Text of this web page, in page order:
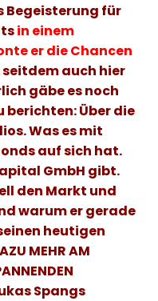
Begeisterung für
in einem
er die Chancen
auch hier
gäbe es noch
berichten: Über die
Was es mit
auf sich hat.
GmbH gibt.
den Markt und
warum er gerade
heutigen
MEHR AM
Spangs